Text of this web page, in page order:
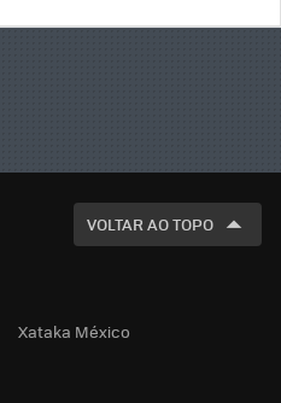
VOLTAR AO TOPO
Xataka México